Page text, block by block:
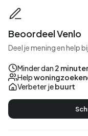
Beoordeel Venlo
Deel je mening en help
Minder dan 2
Help
Verbeter jebuurt